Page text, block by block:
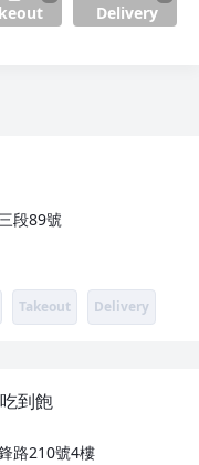
Delivery
段89號
Takeout Delivery
到飽
路210號4樓